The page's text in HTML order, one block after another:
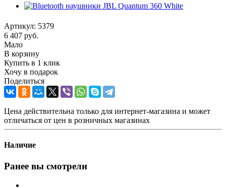
Артикул: 5379
6 407 руб.
Мало
В корзину
Купить в 1 клик
Хочу в подарок
Поделиться
Цена действительна только для интернет-магазина и может
отличаться от цен в розничных магазинах
Наличие
Ранее вы смотрели